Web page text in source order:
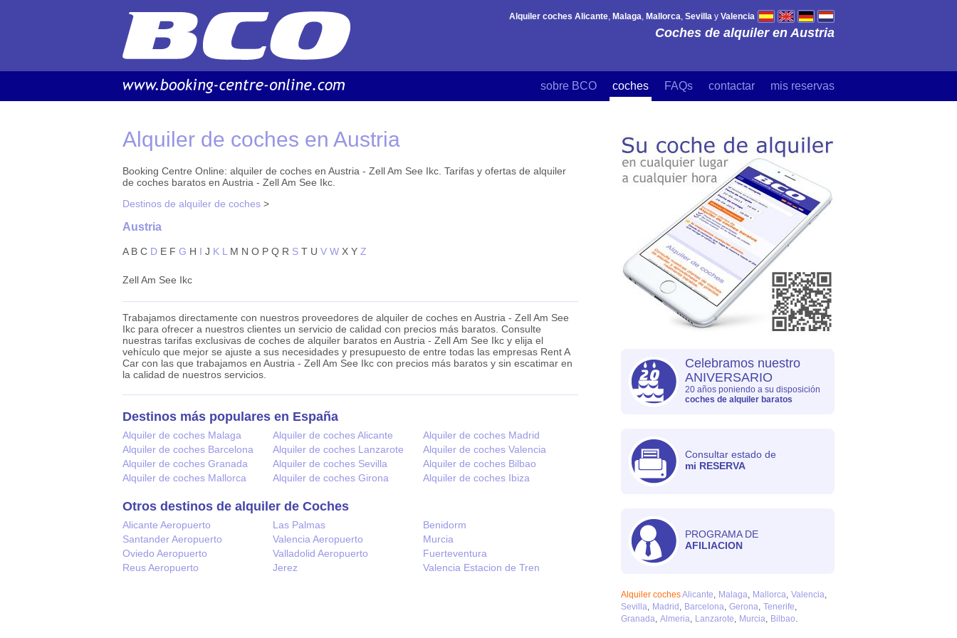
Alquiler de coches en Austria
Booking Centre Online: alquiler de coches en Austria - Zell Am See Ikc. Tarifas y ofertas de alquiler
de coches baratos en Austria - Zell Am See Ikc.
Destinos de alquiler de coches >
Austria
A B C D E F G H I J K L M N O P Q R S T U V W X Y Z
Zell Am See Ikc
Trabajamos directamente con nuestros proveedores de alquiler de coches en Austria - Zell Am See
Ikc para ofrecer a nuestros clientes un servicio de calidad con precios más baratos. Consulte
nuestras tarifas exclusivas de coches de alquiler baratos en Austria - Zell Am See Ikc y elija el
vehículo que mejor se ajuste a sus necesidades y presupuesto de entre todas las empresas Rent A
Car con las que trabajamos en Austria - Zell Am See Ikc con precios más baratos y sin escatimar en
la calidad de nuestros servicios.
Destinos más populares en España
Alquiler de coches Malaga Alquiler de coches Alicante
Alquiler de coches Madrid
Alquiler de coches Barcelona
Alquiler de coches Lanzarote
Alquiler de coches Valencia
Alquiler de coches Granada
Alquiler de coches Sevilla
Alquiler de coches Bilbao
Alquiler de coches Mallorca
Alquiler de coches Girona Alquiler de coches Ibiza
Otros destinos de alquiler de Coches
Alicante Aeropuerto Las Palmas
Benidorm
Santander Aeropuerto
Valencia Aeropuerto
Murcia
Oviedo Aeropuerto
Valladolid Aeropuerto
Fuerteventura
Reus Aeropuerto
Jerez Valencia Estacion de Tren
Celebramos nuestro
ANIVERSARIO
20 años poniendo a su disposición
coches de alquiler baratos
Consultar estado de
mi RESERVA
PROGRAMA DE
AFILIACION
Alquiler cochesAlicante Malaga Mallorca Valencia
Sevilla
Madrid Barcelona Gerona Tenerife
Granada Almeria Lanzarote Murcia Bilbao
Coches de alquiler en Austria
Alquiler coches Alicante, Malaga, Mallorca, Sevilla y Valencia
sobre BCO coches FAQs contactar mis reservas